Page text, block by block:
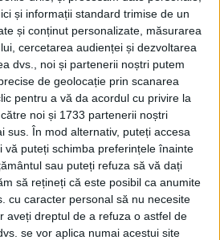
și informații standard trimise de un
și conținut personalizate, măsurarea
cercetarea audienței și dezvoltarea
dvs., noi și partenerii noștri putem
de geolocație prin scanarea
pentru a vă da acordul cu privire la
noi și 1733 partenerii noștri
sus. În mod alternativ, puteți accesa
vă puteți schimba preferințele înainte
sau puteți refuza să vă dați
să rețineți că este posibil ca anumite
cu caracter personal să nu necesite
aveți dreptul de a refuza o astfel de
se vor aplica numai acestui site
de război la
state, deși Rusia nu este
internațional.
din statutul de la
aceste crime au loc pe
și Kievul a acceptat
poate fi
crime de război și,
umanității,